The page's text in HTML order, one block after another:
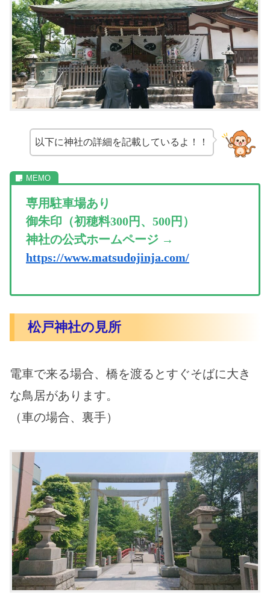
以下に神社の詳細を記載しているよ！！
専用駐車場あり
御朱印（初穂料300円、500円）
神社の公式ホームページ →
https://www.matsudojinja.com/
松戸神社の見所
電車で来る場合、橋を渡るとすぐそばに大き
な鳥居があります。
（車の場合、裏手）